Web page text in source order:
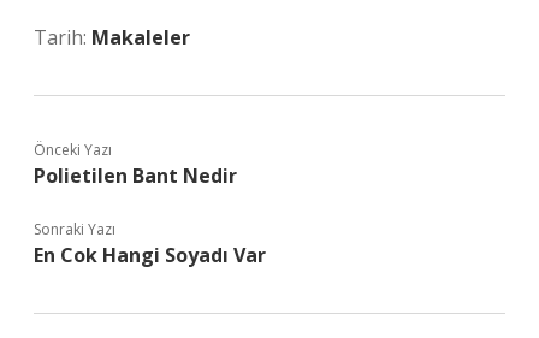
Tarih: Makaleler
Önceki Yazı
Polietilen Bant Nedir
Sonraki Yazı
En Cok Hangi Soyadı Var